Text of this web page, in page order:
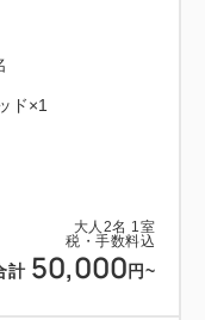
大人 2名 1 室
税・手数料込
計 50,000 円~
ド×1